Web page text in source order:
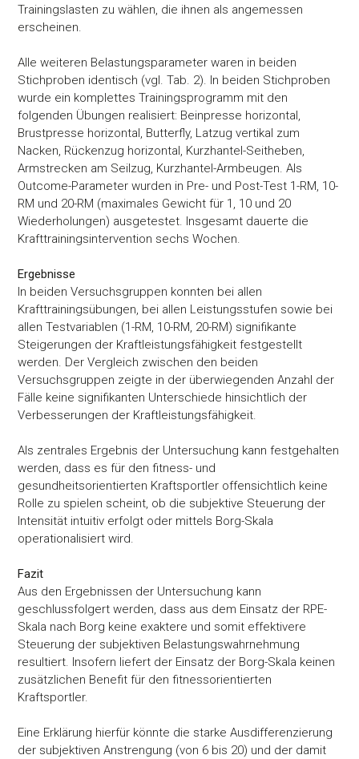
Trainingslasten zu wählen, die ihnen als angemessen
erscheinen.
Alle weiteren Belastungsparameter waren in beiden
Stichproben identisch (vgl. Tab. 2). In beiden Stichproben
wurde ein komplettes Trainingsprogramm mit den
folgenden Übungen realisiert: Beinpresse horizontal,
Brustpresse horizontal, Butterfly, Latzug vertikal zum
Nacken, Rückenzug horizontal, Kurzhantel-Seitheben,
Armstrecken am Seilzug, Kurzhantel-Armbeugen. Als
Outcome-Parameter wurden in Pre- und Post-Test 1-RM, 10-
RM und 20-RM (maximales Gewicht für 1, 10 und 20
Wiederholungen) ausgetestet. Insgesamt dauerte die
Krafttrainingsintervention sechs Wochen.
Ergebnisse
In beiden Versuchsgruppen konnten bei allen
Krafttrainingsübungen, bei allen Leistungsstufen sowie bei
allen Testvariablen (1-RM, 10-RM, 20-RM) signifikante
Steigerungen der Kraftleistungsfähigkeit festgestellt
werden. Der Vergleich zwischen den beiden
Versuchsgruppen zeigte in der überwiegenden Anzahl der
Fälle keine signifikanten Unterschiede hinsichtlich der
Verbesserungen der Kraftleistungsfähigkeit.
Als zentrales Ergebnis der Untersuchung kann festgehalten
werden, dass es für den fitness- und
gesundheitsorientierten Kraftsportler offensichtlich keine
Rolle zu spielen scheint, ob die subjektive Steuerung der
Intensität intuitiv erfolgt oder mittels Borg-Skala
operationalisiert wird.
Fazit
Aus den Ergebnissen der Untersuchung kann
geschlussfolgert werden, dass aus dem Einsatz der RPE-
Skala nach Borg keine exaktere und somit effektivere
Steuerung der subjektiven Belastungswahrnehmung
resultiert. Insofern liefert der Einsatz der Borg-Skala keinen
zusätzlichen Benefit für den fitnessorientierten
Kraftsportler.
Eine Erklärung hierfür könnte die starke Ausdifferenzierung
der subjektiven Anstrengung (von 6 bis 20) und der damit